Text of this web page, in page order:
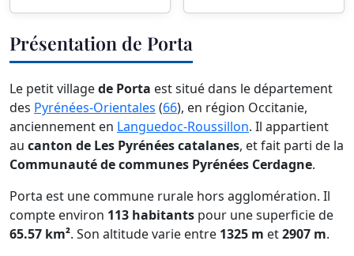
Présentation de Porta
Le petit villagede Porta est situé dans le département
des Pyrénées-Orientales (66), en région Occitanie,
anciennement en Languedoc-Roussillon. Il appartient
au canton de Les Pyrénées catalanes, et fait parti de la
Communauté de communes Pyrénées Cerdagne.
Porta est une commune rurale hors agglomération. Il
compte environ 113 habitants pour une superficie de
65.57 km². Son altitude varie entre 1325 m et2907 m.